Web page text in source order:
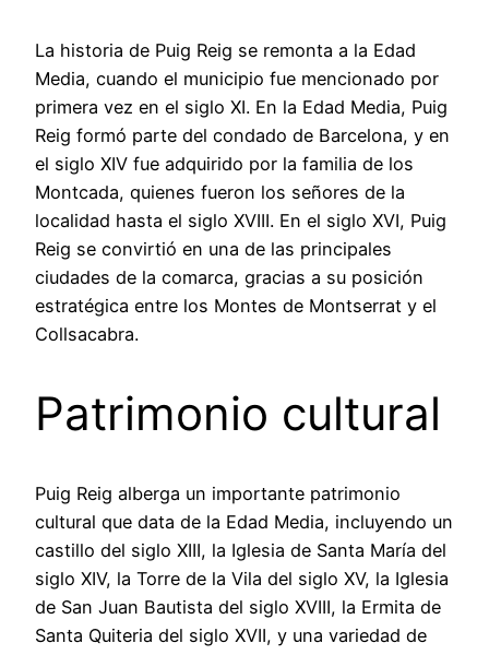
La historia de Puig Reig se remonta a la Edad
Media, cuando el municipio fue mencionado por
primera vez en el siglo XI. En la Edad Media, Puig
Reig formó parte del condado de Barcelona, y en
el siglo XIV fue adquirido por la familia de los
Montcada, quienes fueron los señores de la
localidad hasta el siglo XVIII. En el siglo XVI, Puig
Reig se convirtió en una de las principales
ciudades de la comarca, gracias a su posición
estratégica entre los Montes de Montserrat y el
Collsacabra.
Patrimonio cultural
Puig Reig alberga un importante patrimonio
cultural que data de la Edad Media, incluyendo un
castillo del siglo XIII, la Iglesia de Santa María del
siglo XIV, la Torre de la Vila del siglo XV, la Iglesia
de San Juan Bautista del siglo XVIII, la Ermita de
Santa Quiteria del siglo XVII, y una variedad de